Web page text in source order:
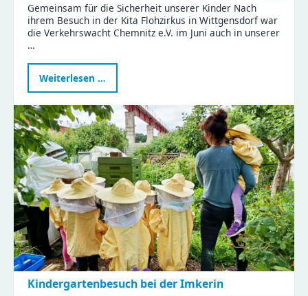
Gemeinsam für die Sicherheit unserer Kinder Nach
ihrem Besuch in der Kita Flohzirkus in Wittgensdorf war
die Verkehrswacht Chemnitz e.V. im Juni auch in unserer
…
Weiterlesen …
zum
Anfassen
-
ein
Vormittag
voller
Aha-
Momente
Kindergartenbesuch bei der Imkerin